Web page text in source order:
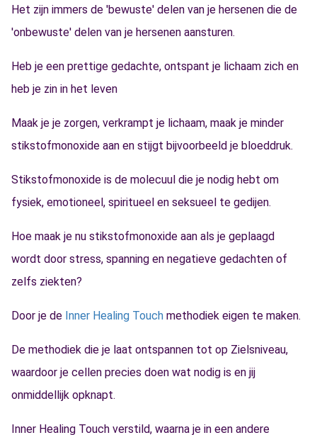
Het zijn immers de 'bewuste' delen van je hersenen die de
'onbewuste' delen van je hersenen aansturen.
Heb je een prettige gedachte, ontspant je lichaam zich en
heb je zin in het leven
Maak je je zorgen, verkrampt je lichaam, maak je minder
stikstofmonoxide aan en stijgt bijvoorbeeld je bloeddruk.
Stikstofmonoxide is de molecuul die je nodig hebt om
fysiek, emotioneel, spiritueel en seksueel te gedijen.
Hoe maak je nu stikstofmonoxide aan als je geplaagd
wordt door stress, spanning en negatieve gedachten of
zelfs ziekten?
Door je de Inner Healing Touch methodiek eigen te maken.
De methodiek die je laat ontspannen tot op Zielsniveau,
waardoor je cellen precies doen wat nodig is en jij
onmiddellijk opknapt.
Inner Healing Touch verstild, waarna je in een andere